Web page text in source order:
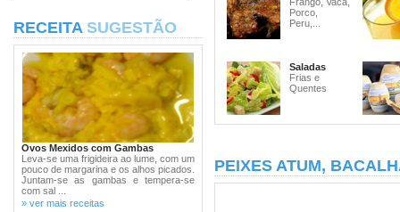
RECEITA SUGESTÃO
Ovos Mexidos com Gambas
Leva-se uma frigideira ao lume, com um
pouco de margarina e os alhos picados.
Juntam-se as gambas e tempera-se
com sal ...
» ver mais receitas
Porco,
Peru,...
Saladas
Frias e
Quentes
PEIXES ATUM,